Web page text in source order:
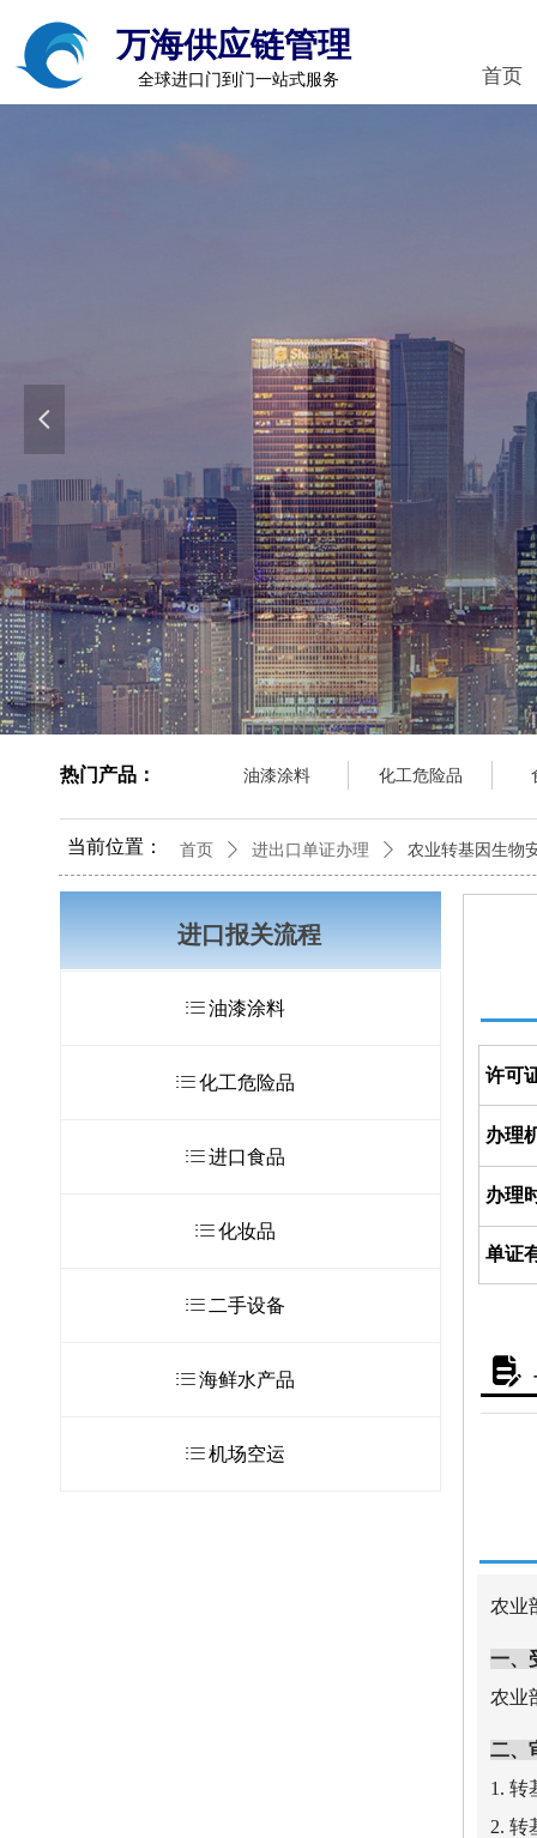
넳
首页
万海供应链管理
全球进口门到门一站式服务
油漆涂料 化工危险品
热门产品：
当前位置： 首页 ꄲ 进出口单证办理 ꄲ 农业转基因生物
进口报关流程
单证
办理
办理
许可
넖
农业
一、
农业
二、
1. 转
2. 转
ꂇ油漆涂料
ꂇ化工危险品
ꂇ进口食品
ꂇ化妆品
ꂇ 二手设备
ꂇ海鲜水产品
ꂇ机场空运